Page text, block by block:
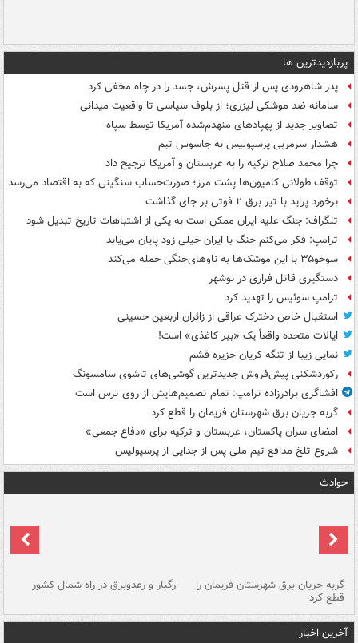
پربازدیدترین ها
پدر شاهرودی پس از قتل پسرش، جسد را در چاه مخفی کرد
سامانه ضد موشکی لیزری؛ از بلوف سیاسی تا واقعیت میدانی
تصاویر جدید از پهپادهای منهدم‌شده آمریکا توسط سپاه
هشدار سرمربی پرسپولیس به جاسوس تیم
چرا محمد صلاح ترکیه را به عربستان و آمریکا ترجیح داد
توقف طولانی کامیون‌ها پشت مرز؛ صورت‌حساب سنگینی که به اقتصاد می‌رسد
برخورد پراید با تیر برق ۲ فوتی بر جای گذاشت
تلگراف: جنگ علیه ایران ممکن است به یکی از اشتباهات تاریخ تبدیل شود
ترامپ: فکر می‌کنم جنگ با ایران خیلی زود پایان می‌یابد
سوخو۳۵ با این موشک‌ها به ناوهای‌جنگی حمله می‌کند
دستگیری قاتل فراری در نوشهر
ترامپ سوئیس را تهدید کرد
استقبال خاص دخترک عراقی از زائران اربعین حسینی
ایالات متحده واقعاً یک «ببر کاغذی» است!
نمایی زیبا از تنگه کریان جزیره قشم
رکوردشکنی پیش‌فروش جدیدترین گوشی‌های تاشوی سامسونگ
افشاگری برادرزاده ترامپ: تمام تصمیم‌هایش از روی ترس است
گربه جریان برق شهرستان فریمان را قطع کرد
امضای سران پاکستان، عربستان و ترکیه برای «دفاع جمعی»
شروع تلخ مدافع تیم ملی پس از جدایی از پرسپولیس
حوادث
گربه جریان برق شهرستان فریمان را
قطع کرد
رگبار و رعدوبرق در راه شمال کشور
آخرین اخبار